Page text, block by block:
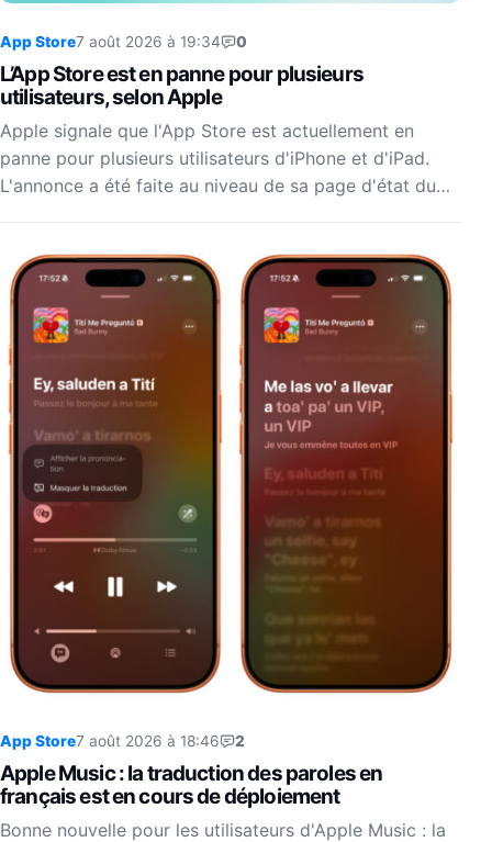
App Store7 août 2026 à 19:34 0
L’App Store est en panne pour plusieurs
utilisateurs, selon Apple
Apple signale que l'App Store est actuellement en
panne pour plusieurs utilisateurs d'iPhone et d'iPad.
L'annonce a été faite au niveau de sa page d'état du…
App Store7 août 2026 à 18:46 2
Apple Music : la traduction des paroles en
français est en cours de déploiement
Bonne nouvelle pour les utilisateurs d'Apple Music : la